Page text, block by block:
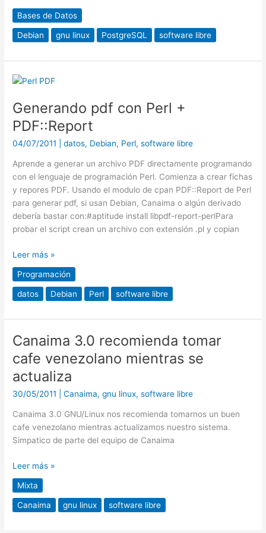
Bases de Datos
Debian gnu linux PostgreSQL software libre
Generando pdf con Perl +
PDF::Report
04/07/2011 |datos, Debian, Perl,software libre
Aprende a generar un archivo PDF directamente programando
con el lenguaje de programación Perl. Comienza a crear fichas
y repores PDF. Usando el modulo de cpan PDF::Report de Perl
para generar pdf, si usan Debian, Canaima o algún derivado
debería bastar con:#aptitude install libpdf-report-perlPara
probar el script crean un archivo con extensión .pl y copian
Generando
con
Perl
+
PDF::Report
Leer más »
Programación
datos Debian Perl software libre
Canaima 3.0 recomienda tomar
cafe venezolano mientras se
actualiza
30/05/2011 |Canaima,gnu linux,software libre
Canaima 3.0 GNU/Linux nos recomienda tomarnos un buen
cafe venezolano mientras actualizamos nuestro sistema.
Simpatico de parte del equipo de Canaima
Canaima
recomienda
tomar
cafe
mientras
se
actualiza
Leer más »
Mixta
Canaima gnu linux software libre